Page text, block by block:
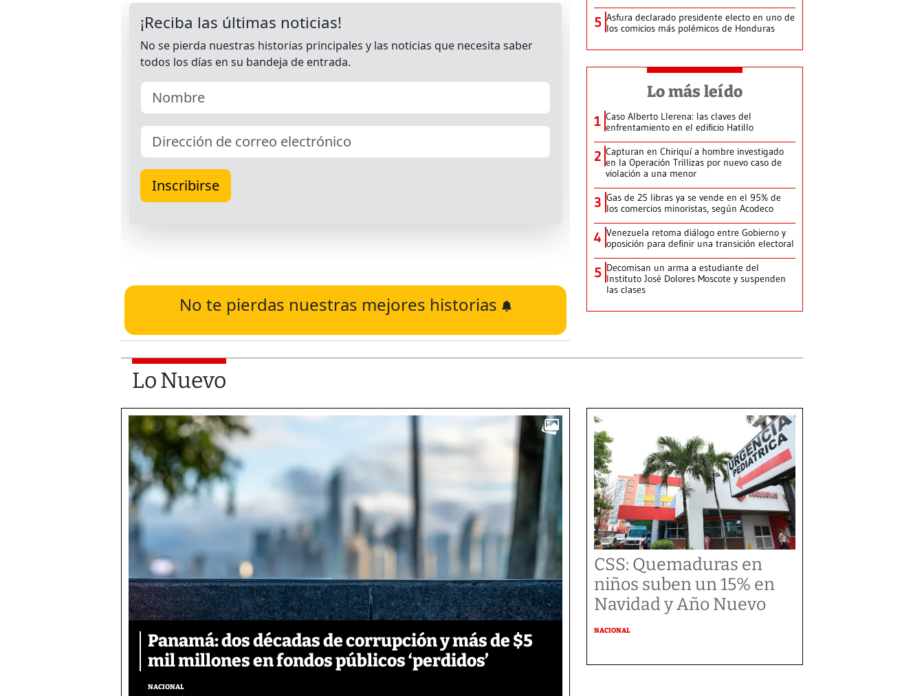
No te pierdas nuestras mejores historias
5 Asfura declarado presidente electo en uno de
los comicios más polémicos de Honduras
Lo más leído
1 Caso Alberto Llerena: las claves del
enfrentamiento en el edificio Hatillo
2 Capturan en Chiriquí a hombre investigado
en la Operación Trillizas por nuevo caso de
violación a una menor
3 Gas de 25 libras ya se vende en el 95% de
los comercios minoristas, según Acodeco
4 Venezuela retoma diálogo entre Gobierno y
oposición para definir una transición electoral
5 Decomisan un arma a estudiante del
Instituto José Dolores Moscote y suspenden
las clases
Lo Nuevo
Panamá: dos décadas de corrupción y más de $5
mil millones en fondos públicos ‘perdidos’
NACIONAL
CSS: Quemaduras en
niños suben un 15% en
Navidad y Año Nuevo
NACIONAL